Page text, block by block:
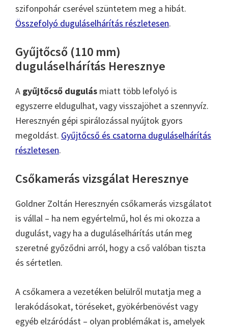
szifonpohár cserével szüntetem meg a hibát.
Összefolyó duguláselhárítás részletesen.
Gyűjtőcső (110 mm)
duguláselhárítás Heresznye
A gyűjtőcső dugulás miatt több lefolyó is
egyszerre eldugulhat, vagy visszajöhet a szennyvíz.
Heresznyén gépi spirálozással nyújtok gyors
megoldást. Gyűjtőcső és csatorna duguláselhárítás
részletesen.
Csőkamerás vizsgálat Heresznye
Goldner Zoltán Heresznyén csőkamerás vizsgálatot
is vállal – ha nem egyértelmű, hol és mi okozza a
dugulást, vagy ha a duguláselhárítás után meg
szeretné győződni arról, hogy a cső valóban tiszta
és sértetlen.
A csőkamera a vezetéken belülről mutatja meg a
lerakódásokat, töréseket, gyökérbenövést vagy
egyéb elzáródást – olyan problémákat is, amelyek